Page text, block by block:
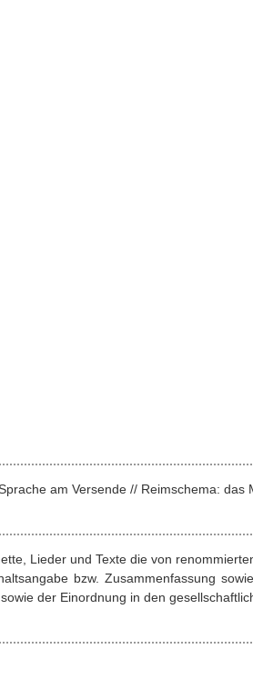
am Versende // Reimschema: das
Lieder und Texte die von
bzw. Zusammenfassung
der Einordnung in den